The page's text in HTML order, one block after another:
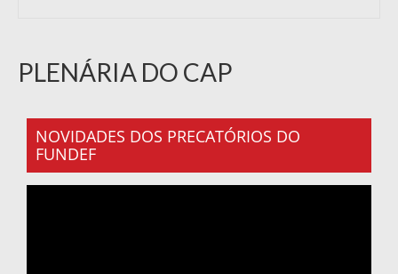
PLENÁRIA DO CAP
NOVIDADES DOS PRECATÓRIOS DO
FUNDEF